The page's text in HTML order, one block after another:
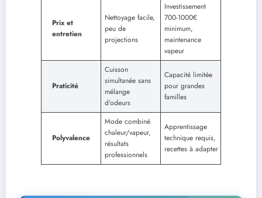
Prix et
entretien
Nettoyage facile,
peu de
projections
Investissement
700-1000€
minimum,
maintenance
vapeur
Praticité
Cuisson
simultanée sans
mélange
d’odeurs
Capacité limitée
pour grandes
familles
Polyvalence
Mode combiné
chaleur/vapeur,
résultats
professionnels
Apprentissage
technique requis,
recettes à adapter